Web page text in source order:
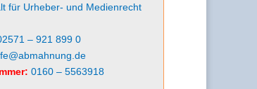
für Urheber- und Medienrecht
– 921 899 0
0160 – 5563918